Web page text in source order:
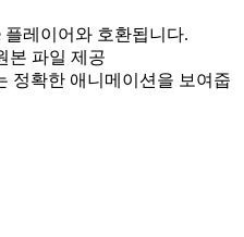
플레이어와 호환됩니다.
본 파일 제공
정확한 애니메이션을 보여줍